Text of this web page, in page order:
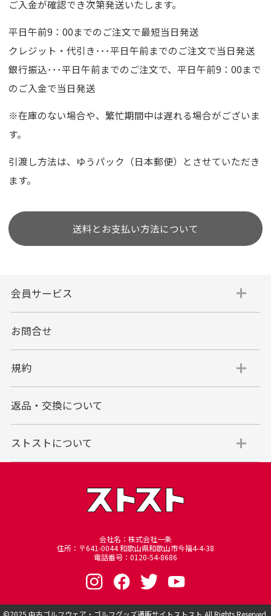
ご入金が確認でき次第発送いたします。
平日午前9：00までのご注文で最短当日発送
クレジット・代引き･･･平日午前までのご注文で当日発送
銀行振込･･･平日午前までのご注文で、平日午前9：00まで
のご入金で当日発送
※在庫のない場合や、繁忙期間中は遅れる場合がございま
す。
引渡し方法は、ゆうパック（日本郵便）とさせていただき
ます。
送料とお支払い方法について
会員サービス
お問合せ
規約
返品・交換について
ストストについて
会社名：株式会社一条
住所：〒641-0044 和歌山県和歌山市今福4-4-38
電話番号：0120-54-8686